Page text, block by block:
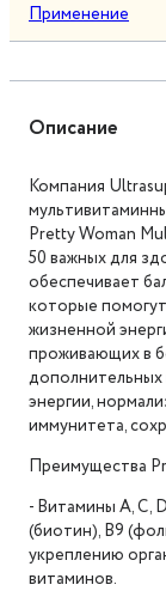
Применение
Описание
Компания
Pretty Woman
50 важных для
обеспечивает
которые помогут
жизненной
проживающих в
дополнительных
энергии,
иммунитета,
Преимущества
- Витамины A, C,
(биотин), B9
укреплению
витаминов.